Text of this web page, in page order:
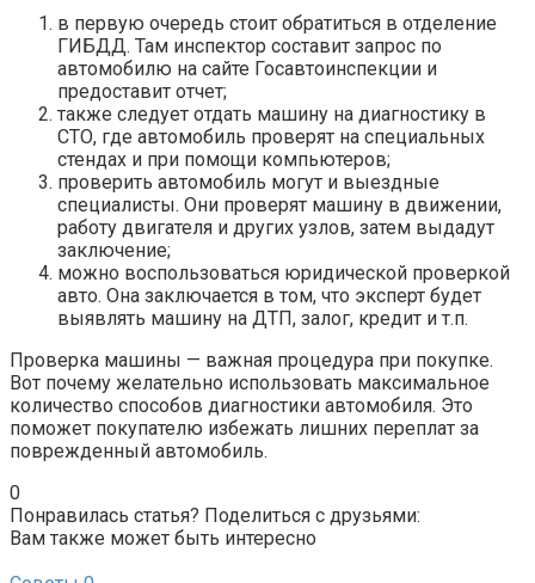
в первую очередь стоит обратиться в отделение
ГИБДД. Там инспектор составит запрос по
автомобилю на сайте Госавтоинспекции и
предоставит отчет;
также следует отдать машину на диагностику в
СТО, где автомобиль проверят на специальных
стендах и при помощи компьютеров;
проверить автомобиль могут и выездные
специалисты. Они проверят машину в движении,
работу двигателя и других узлов, затем выдадут
заключение;
можно воспользоваться юридической проверкой
авто. Она заключается в том, что эксперт будет
выявлять машину на ДТП, залог, кредит и т.п.
Проверка машины — важная процедура при покупке.
Вот почему желательно использовать максимальное
количество способов диагностики автомобиля. Это
поможет покупателю избежать лишних переплат за
поврежденный автомобиль.
0
Понравилась статья? Поделиться с друзьями:
Вам также может быть интересно